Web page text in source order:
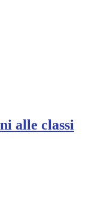
alle classi